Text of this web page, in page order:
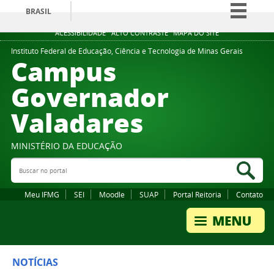
ACESSIBILIDADE ALTO CONTRASTE MAPA DO SITE
BRASIL
Simplifique!
Comunica BR
Instituto Federal de Educação, Ciência e Tecnologia de Minas Gerais
Campus
Governador
Valadares
MINISTÉRIO DA EDUCAÇÃO
Buscar no portal
Meu IFMG SEI Moodle SUAP Portal Reitoria Contato
NOTÍCIAS